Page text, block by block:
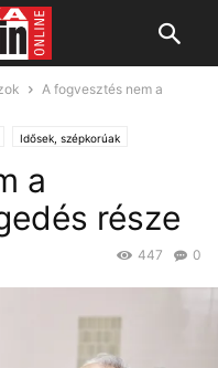
A fogvesztés nem a
Idősek, szépkorúak
a
része
0
447